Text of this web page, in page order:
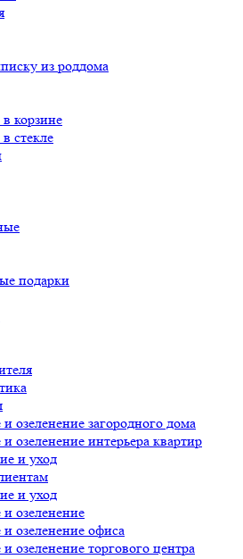
из роддома
корзине
стекле
подарки
озеленение загородного дома
озеленение интерьера квартир
и уход
и уход
озеленение
озеленение офиса
озеленение торгового центра